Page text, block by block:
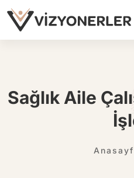
Sağlık Aile